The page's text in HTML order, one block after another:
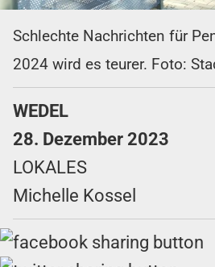
Schlechte Nachrichten für
2024 wird es teurer. Foto:
WEDEL
28. Dezember 2023
LOKALES
Michelle Kossel